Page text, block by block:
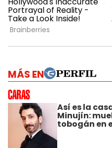
MÁS EN
Así es la
Minujín:
tobogán en